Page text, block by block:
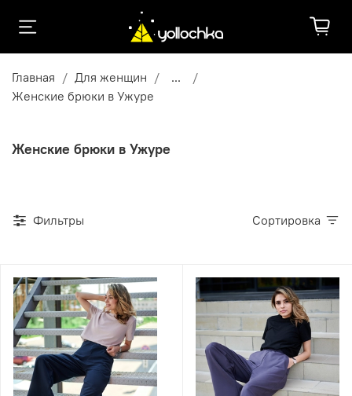
Главная Для женщин
...
Женские брюки в Ужуре
Женские брюки в Ужуре
Фильтры Сортировка